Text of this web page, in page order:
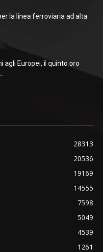
la linea ferroviaria ad alta
agli Europei, il quinto oro
28313
20536
19169
14555
7598
5049
4539
1261